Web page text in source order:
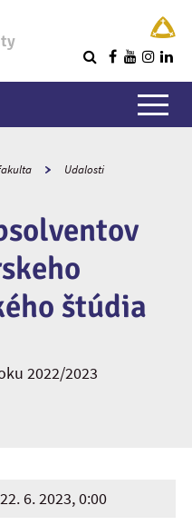
Udalosti
štúdia
2022/2023
22. 6. 2023, 0:00